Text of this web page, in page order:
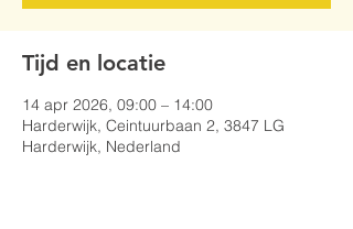
Tijd en locatie
14 apr 2026, 09:00 – 14:00
Harderwijk, Ceintuurbaan 2, 3847 LG
Harderwijk, Nederland